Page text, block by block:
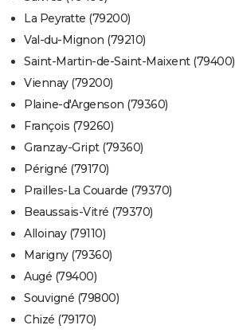
La Peyratte (79200)
Val-du-Mignon (79210)
Saint-Martin-de-Saint-Maixent (79400)
Viennay (79200)
Plaine-d'Argenson (79360)
François (79260)
Granzay-Gript (79360)
Périgné (79170)
Prailles-La Couarde (79370)
Beaussais-Vitré (79370)
Alloinay (79110)
Marigny (79360)
Augé (79400)
Souvigné (79800)
Chizé (79170)